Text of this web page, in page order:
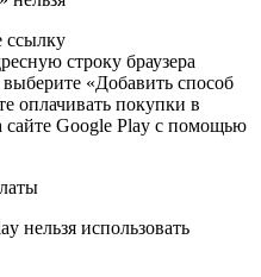
ссылку
строку браузера
«Добавить способ
оплачивать покупки в
Google Play с помощью
нельзя использовать